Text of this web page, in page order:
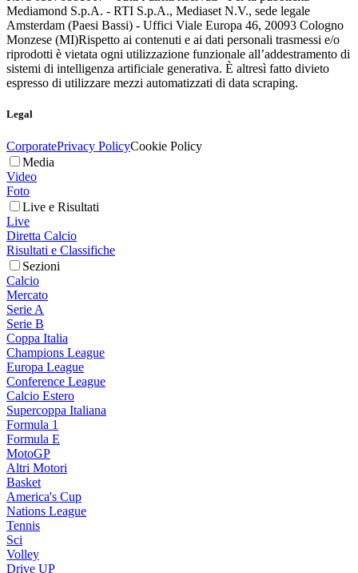
Mediamond S.p.A. - RTI S.p.A., Mediaset N.V., sede legale
Amsterdam (Paesi Bassi) - Uffici Viale Europa 46, 20093 Cologno
Monzese (MI)Rispetto ai contenuti e ai dati personali trasmessi e/o
riprodotti è vietata ogni utilizzazione funzionale all’addestramento di
sistemi di intelligenza artificiale generativa. È altresì fatto divieto
espresso di utilizzare mezzi automatizzati di data scraping.
Legal
CorporatePrivacy PolicyCookie Policy
Media
Video
Foto
Live e Risultati
Live
Diretta Calcio
Risultati e Classifiche
Sezioni
Calcio
Mercato
Serie A
Serie B
Coppa Italia
Champions League
Europa League
Conference League
Calcio Estero
Supercoppa Italiana
Formula 1
Formula E
MotoGP
Altri Motori
Basket
America's Cup
Nations League
Tennis
Sci
Volley
Drive UP